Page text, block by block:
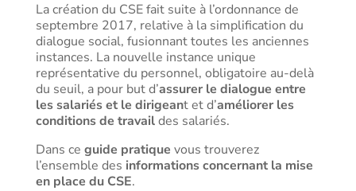
La création du CSE fait suite à l’ordonnance de
septembre 2017, relative à la simplification du
dialogue social, fusionnant toutes les anciennes
instances. La nouvelle instance unique
représentative du personnel, obligatoire au-delà
du seuil, a pour but d’assurer le dialogue entre
les salariés et le dirigeant et d’améliorer les
conditions de travaildes salariés.
Dans ce guide pratique vous trouverez
l’ensemble des informations concernant la mise
en place du CSE.